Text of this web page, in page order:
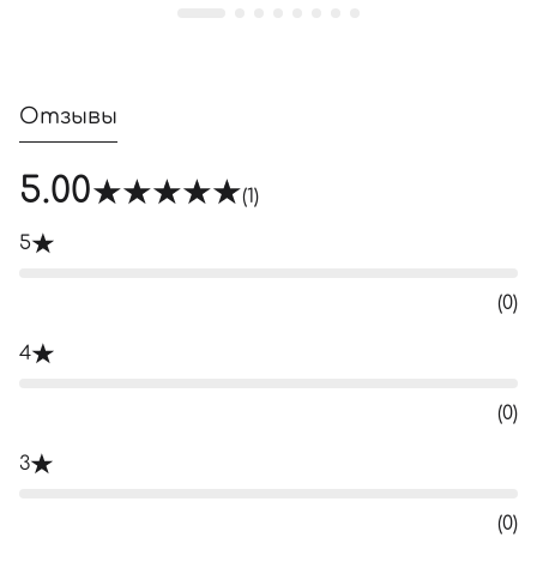
Отзывы
5.00 (1)
5
(0)
4
(0)
3
(0)